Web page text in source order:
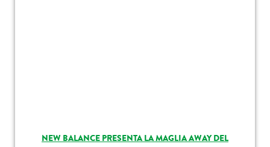
NEW BALANCE PRESENTA LA MAGLIA AWAY DEL